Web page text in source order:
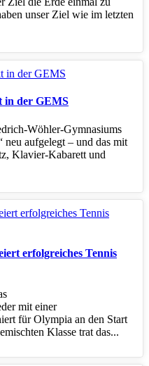
unser Ziel wie im letzten
in der GEMS
neu aufgelegt – und das mit
Klavier‑Kabarett und
erfolgreiches Tennis
mit einer
für Olympia an den Start
Klasse trat das...